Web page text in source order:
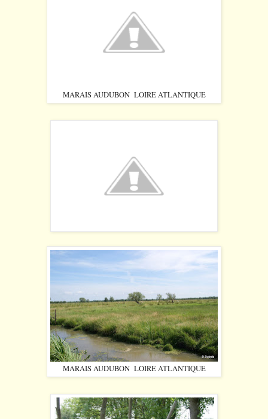
MARAIS AUDUBON LOIRE ATLANTIQUE
MARAIS AUDUBON LOIRE ATLANTIQUE